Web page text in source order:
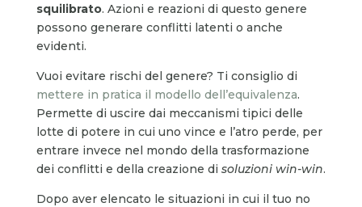
squilibrato. Azioni e reazioni di questo genere
possono generare conflitti latenti o anche
evidenti.
Vuoi evitare rischi del genere? Ti consiglio di
mettere in pratica il modello dell’equivalenza.
Permette di uscire dai meccanismi tipici delle
lotte di potere in cui uno vince e l’atro perde, per
entrare invece nel mondo della trasformazione
dei conflitti e della creazione di soluzioni win-win.
Dopo aver elencato le situazioni in cui il tuo no